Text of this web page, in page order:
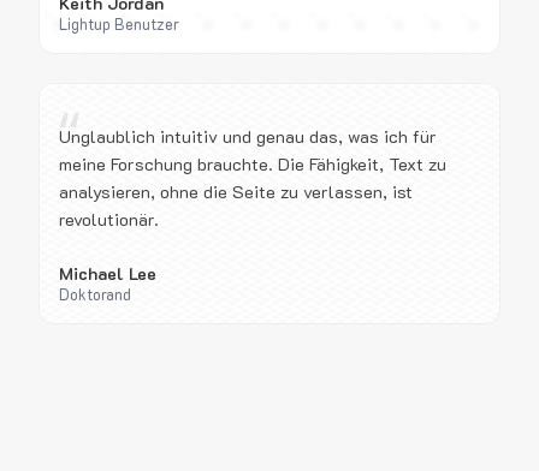
Lightup Benutzer
“
Unglaublich intuitiv und genau das, was ich für
meine Forschung brauchte. Die Fähigkeit, Text zu
analysieren, ohne die Seite zu verlassen, ist
revolutionär.
Michael Lee
Doktorand